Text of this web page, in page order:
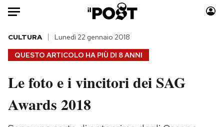
Auto
HOME
Italia
Politica
Moda
QUESTO ARTICOLO HA PIÙ DI 8 ANNI
CULTURA Lunedì 22 gennaio 2018
Le foto e i vincitori dei SAG
Awards 2018